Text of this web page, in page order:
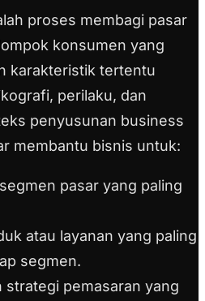
proses membagi pasar
konsumen yang
karakteristik tertentu
perilaku, dan
penyusunan business
membantu bisnis untuk:
pasar yang paling
atau layanan yang paling
segmen.
strategi pemasaran yang